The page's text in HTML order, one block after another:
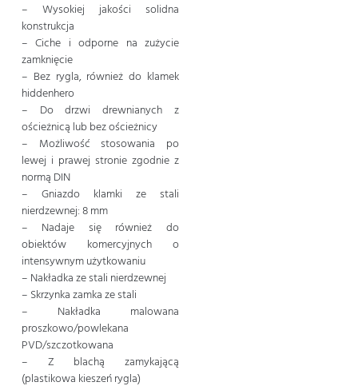
– Wysokiej jakości solidna
konstrukcja
– Ciche i odporne na zużycie
zamknięcie
– Bez rygla, również do klamek
hiddenhero
– Do drzwi drewnianych z
ościeżnicą lub bez ościeżnicy
– Możliwość stosowania po
lewej i prawej stronie zgodnie z
normą DIN
– Gniazdo klamki ze stali
nierdzewnej: 8 mm
– Nadaje się również do
obiektów komercyjnych o
intensywnym użytkowaniu
– Nakładka ze stali nierdzewnej
– Skrzynka zamka ze stali
– Nakładka malowana
proszkowo/powlekana
PVD/szczotkowana
– Z blachą zamykającą
(plastikowa kieszeń rygla)